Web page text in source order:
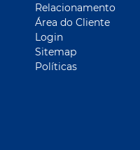
Relacionamento
Área do Cliente
Login
Sitemap
Políticas